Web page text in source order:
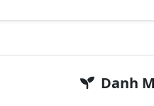
Danh